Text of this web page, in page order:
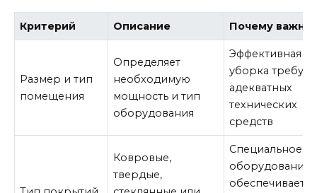
Критерий Описание Почему важно
Размер и тип
помещения
Определяет
необходимую
мощность и тип
оборудования
Эффективная
уборка требует
адекватных
технических
средств
Ковровые,
твердые,
Специальное
оборудование
обеспечивает